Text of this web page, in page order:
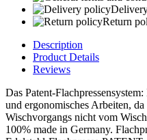
Return
Description
Product Details
Reviews
Das Patent-
und ergonomisches Arbeiten,
Wischvorgangs nicht vom
100% made in Germany.